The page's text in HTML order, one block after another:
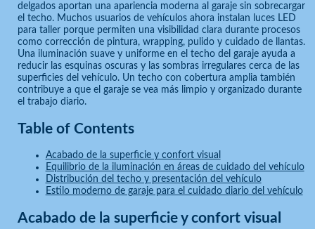
delgados aportan una apariencia moderna al garaje sin sobrecargar
el techo. Muchos usuarios de vehículos ahora instalan luces LED
para taller porque permiten una visibilidad clara durante procesos
como corrección de pintura, wrapping, pulido y cuidado de llantas.
Una iluminación suave y uniforme en el techo del garaje ayuda a
reducir las esquinas oscuras y las sombras irregulares cerca de las
superficies del vehículo. Un techo con cobertura amplia también
contribuye a que el garaje se vea más limpio y organizado durante
el trabajo diario.
Table of Contents
Acabado de la superficie y confort visual
Equilibrio de la iluminación en áreas de cuidado del vehículo
Distribución del techo y presentación del vehículo
Estilo moderno de garaje para el cuidado diario del vehículo
Acabado de la superficie y confort visual